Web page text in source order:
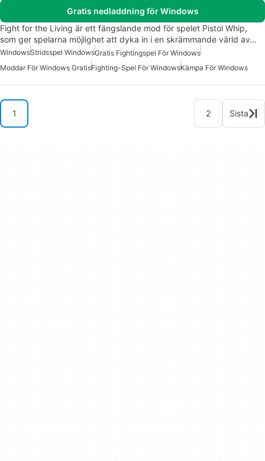
Gratis nedladdning för Windows
Fight for the Living är ett fängslande mod för spelet Pistol Whip,
som ger spelarna möjlighet att dyka in i en skrämmande värld av…
WindowsStridsspel WindowsGratis Fightingspel För Windows
Moddar För Windows GratisFighting-Spel För WindowsKämpa För Windows
1 2 Sista